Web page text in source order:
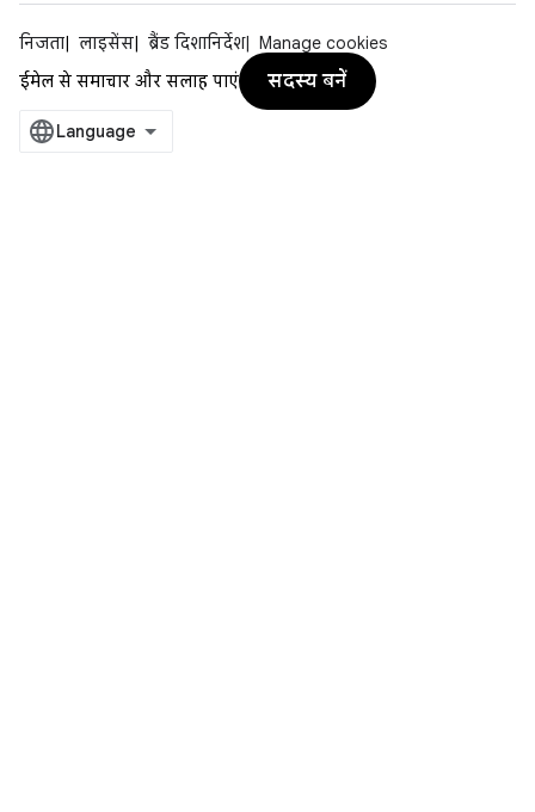
निजता लाइसेंस ब्रैंड दिशानिर्देश
Manage cookies
ईमेल से समाचार और सलाह पाएं
सदस्य बनें